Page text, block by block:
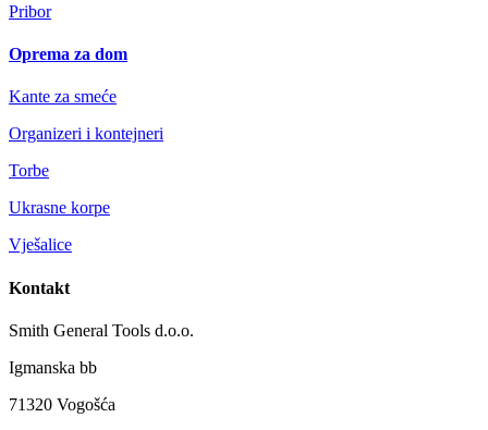
Pribor
Oprema za dom
Kante za smeće
Organizeri i kontejneri
Torbe
Ukrasne korpe
Vješalice
Kontakt
Smith General Tools d.o.o.
Igmanska bb
71320 Vogošća